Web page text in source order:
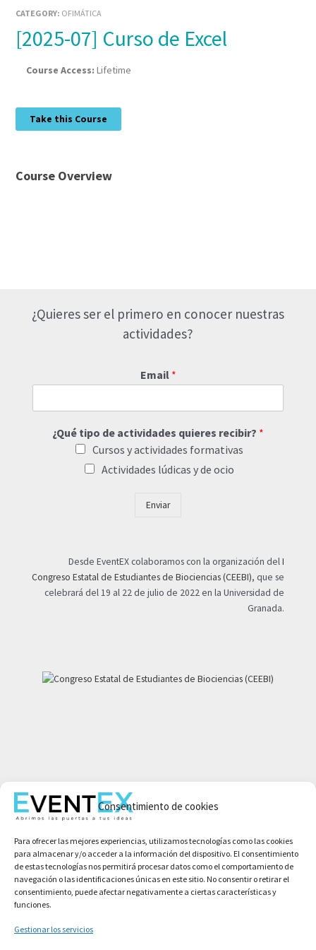
Consentimiento de cookies
Para ofrecer las mejores experiencias, utilizamos tecnologías como las cookies
para almacenar y/o acceder a la información del dispositivo. El consentimiento
de estas tecnologías nos permitirá procesar datos como el comportamiento de
navegación o las identificaciones únicas en este sitio. No consentir o retirar el
consentimiento, puede afectar negativamente a ciertas características y
funciones.
Gestionar los servicios
CATEGORY: OFIMÁTICA
[2025-07] Curso de Excel
Course Access:Lifetime
Take this Course
Course Overview
¿Quieres ser el primero en conocer nuestras
actividades?
Email *
¿Qué tipo de actividades quieres recibir? *
Cursos y actividades formativas
Actividades lúdicas y de ocio
Enviar
Desde EventEX colaboramos con la organización delI
Congreso Estatal de Estudiantes de Biociencias (CEEBI), que se
celebrará del 19 al 22 de julio de 2022 en la Universidad de
Granada.
Aviso legal
Política de privacidad
Condiciones de compra
Política de cookies